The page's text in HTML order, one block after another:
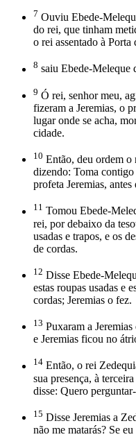
7 Ouviu Ebede-
do rei, que tinham
o rei assentado à Porta
8 saiu Ebede-Meleque
9 Ó rei, senhor meu,
fizeram a Jeremias, o
lugar onde se acha,
cidade.
10 Então, deu ordem o
dizendo: Toma
profeta Jeremias, antes
11 Tomou Ebede-
rei, por debaixo da
usadas e trapos, e os
de cordas.
12 Disse Ebede-
estas roupas usadas e
cordas; Jeremias o fez.
13 Puxaram a
e Jeremias ficou no
14 Então, o rei
sua presença, à
disse: Quero
15 Disse Jeremias a
não me matarás? Se